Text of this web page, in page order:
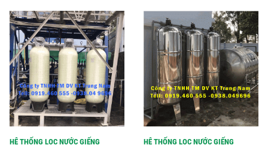
HỆ THỐNG LỌC NƯỚC GIẾNG
HỆ THỐNG LỌC NƯỚC GIẾNG